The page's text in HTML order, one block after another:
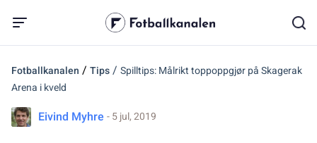
Fotballkanalen / Tips/ Spilltips: Målrikt toppoppgjør på Skagerak
Arena i kveld
Eivind Myhre - 5 jul, 2019